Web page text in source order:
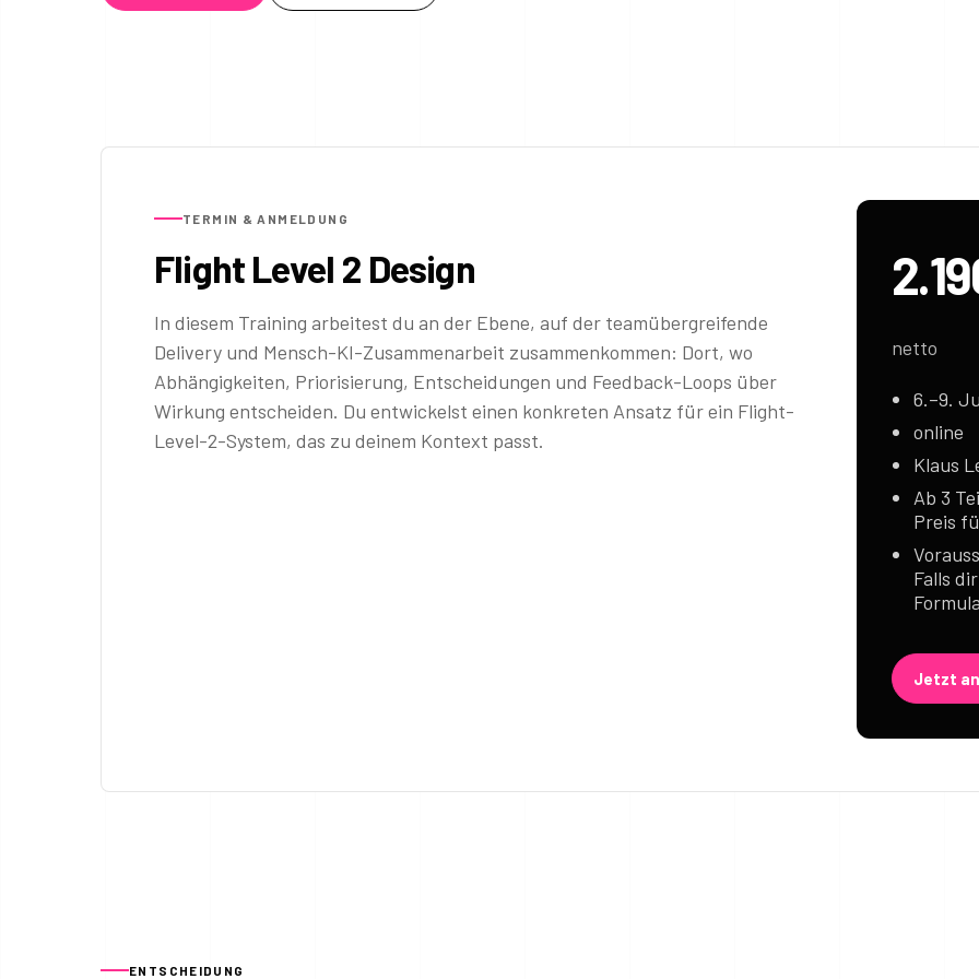
TERMIN & ANMELDUNG
Flight Level 2 Design
In diesem Training arbeitest du an der Ebene, auf der teamübergreifende
Delivery und Mensch-KI-Zusammenarbeit zusammenkommen: Dort, wo
Abhängigkeiten, Priorisierung, Entscheidungen und Feedback-Loops über
Wirkung entscheiden. Du entwickelst einen konkreten Ansatz für ein Flight-
Level-2-System, das zu deinem Kontext passt.
netto
6.–9.
online
Klaus
Ab 3
Preis
Falls
Jetzt
ENTSCHEIDUNG